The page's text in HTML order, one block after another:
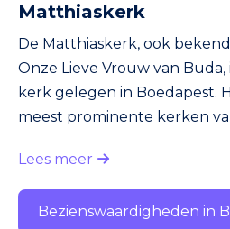
Matthiaskerk
De Matthiaskerk, ook
Onze Lieve Vrouw van Buda,
kerk gelegen in Boedapest.
meest prominente kerken
van Boedapest en Hongarije.
op de Burchtheuvel, die
wordt beschouwd als een
Lees meer
Bezienswaardigheden in